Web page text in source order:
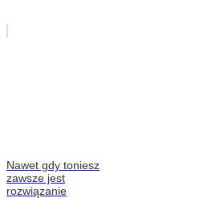
Nawet gdy toniesz
zawsze jest
rozwiązanie